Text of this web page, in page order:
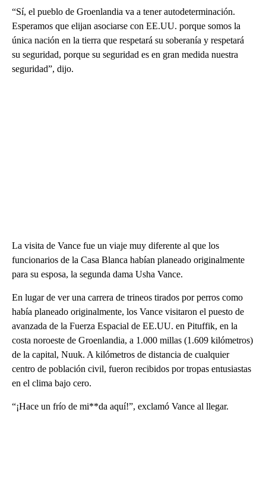
“Sí, el pueblo de Groenlandia va a tener autodeterminación.
Esperamos que elijan asociarse con EE.UU. porque somos la
única nación en la tierra que respetará su soberanía y respetará
su seguridad, porque su seguridad es en gran medida nuestra
seguridad”, dijo.
La visita de Vance fue un viaje muy diferente al que los
funcionarios de la Casa Blanca habían planeado originalmente
para su esposa, la segunda dama Usha Vance.
En lugar de ver una carrera de trineos tirados por perros como
había planeado originalmente, los Vance visitaron el puesto de
avanzada de la Fuerza Espacial de EE.UU. en Pituffik, en la
costa noroeste de Groenlandia, a 1.000 millas (1.609 kilómetros)
de la capital, Nuuk. A kilómetros de distancia de cualquier
centro de población civil, fueron recibidos por tropas entusiastas
en el clima bajo cero.
“¡Hace un frío de mi**da aquí!”, exclamó Vance al llegar.